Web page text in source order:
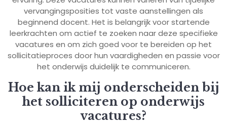
vervangingsposities tot vaste aanstellingen als
beginnend docent. Het is belangrijk voor startende
leerkrachten om actief te zoeken naar deze specifieke
vacatures en om zich goed voor te bereiden op het
sollicitatieproces door hun vaardigheden en passie voor
het onderwijs duidelijk te communiceren.
Hoe kan ik mij onderscheiden bij
het solliciteren op onderwijs
vacatures?